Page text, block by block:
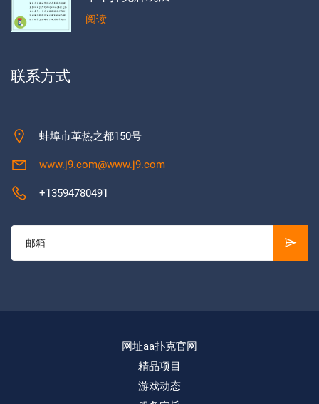
阅读
联系方式
蚌埠市革热之都150号
www.j9.com@www.j9.com
+13594780491
网址aa扑克官网
精品项目
游戏动态